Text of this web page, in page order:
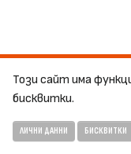
Този сайт има
бисквитки.
ЛИЧНИ ДАННИ БИСКВИТКИ